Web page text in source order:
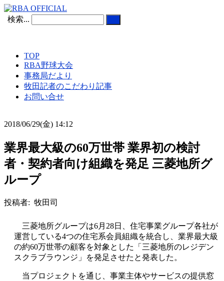
検索...
TOP
RBA野球大会
事務局だより
牧田記者のこだわり記事
お問い合せ
2018/06/29(金) 14:12
業界最大級の60万世帯 業界初の検討
者・契約者向け組織を発足 三菱地所グ
ループ
投稿者: 牧田司
三菱地所グループは6月28日、住宅事業グループ各社が
運営している4つの住宅系会員組織を統合し、業界最大級
の約60万世帯の顧客を対象とした「三菱地所のレジデン
スクラブラウンジ」を発足させたと発表した。
当プロジェクトを通じ、事業主体やサービスの提供窓